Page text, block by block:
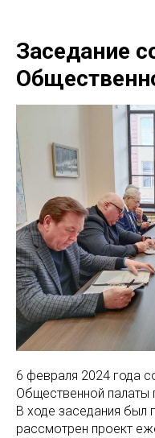
Заседание
6 февраля 2024 года
Общественной палаты
В ходе заседания был
рассмотрен проект